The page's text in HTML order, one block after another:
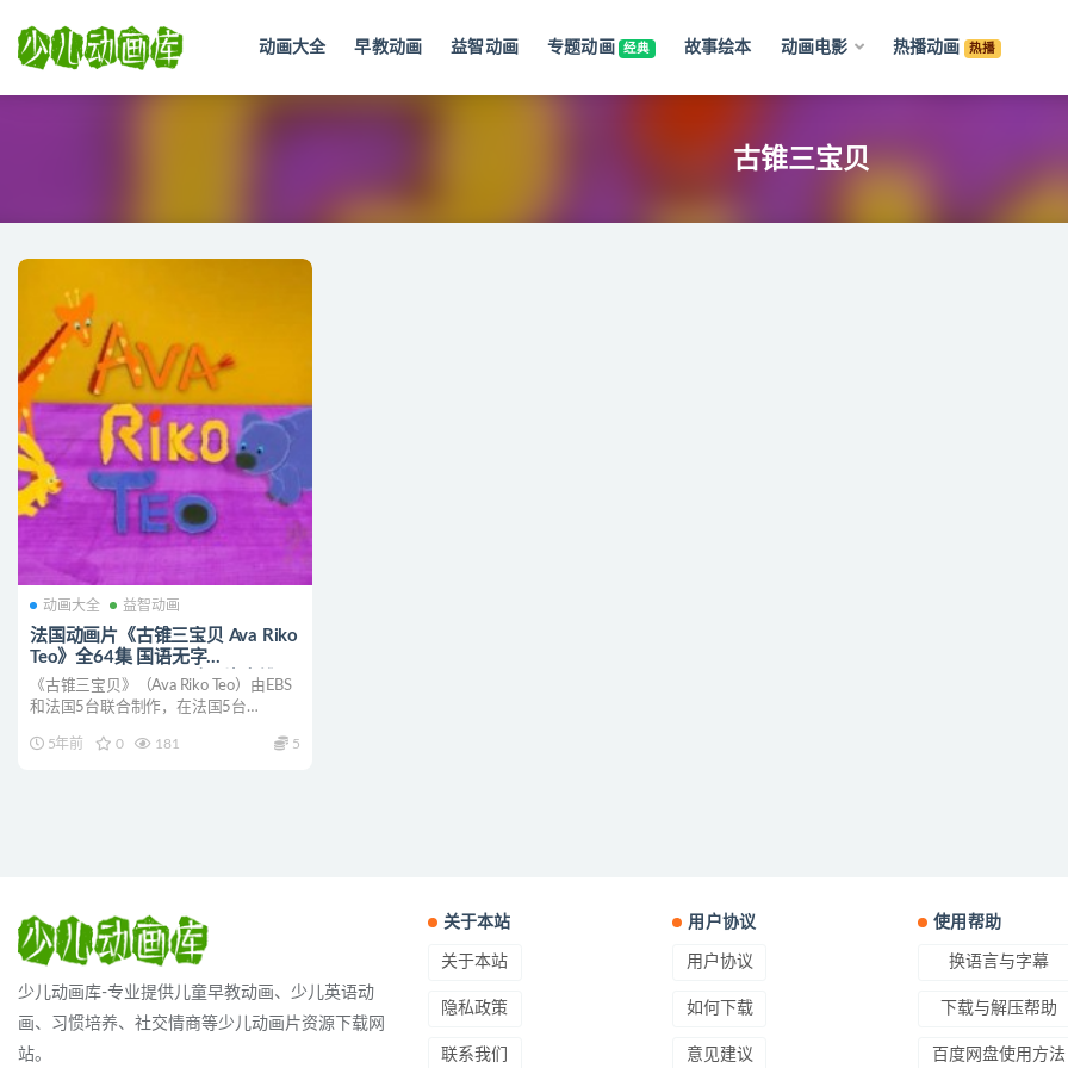
动画大全 早教动画 益智动画 专题动画 经典 故事绘本 动画电影 热播动画 热播
古锥三宝贝
动画大全 益智动画
法国动画片《古锥三宝贝 Ava Riko
Teo》全64集 国语无字
1080P/MP4/5.57G 动画片古锥三
宝贝下载
《古锥三宝贝》（Ava Riko Teo）由EBS
和法国5台联合制作，在法国5台
5年前
0 181 5
少儿动画库-专业提供儿童早教动画、少儿英语动
画、习惯培养、社交情商等少儿动画片资源下载网
站。
关于本站
关于本站
隐私政策
联系我们
用户协议
用户协议
如何下载
意见建议
使用帮助
换语言与字幕
下载与解压帮助
百度网盘使用方法